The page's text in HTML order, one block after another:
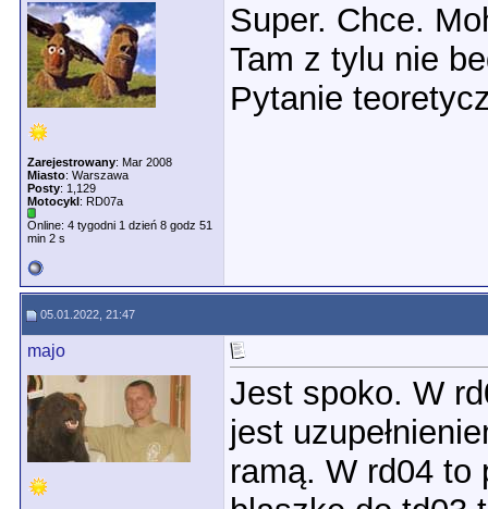
Zarejestrowany: Mar 2008
Miasto: Warszawa
Posty: 1,129
Motocykl: RD07a
Online: 4 tygodni 1 dzień 8 godz 51
min 2 s
Super. Chce.
Tam z tylu nie
Pytanie
05.01.2022, 21:47
majo
Jest spoko. W
jest
ramą. W rd04 to